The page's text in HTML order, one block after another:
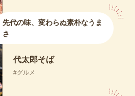
先代の味、変わらぬ素朴なうま
さ
代太郎そば
グルメ